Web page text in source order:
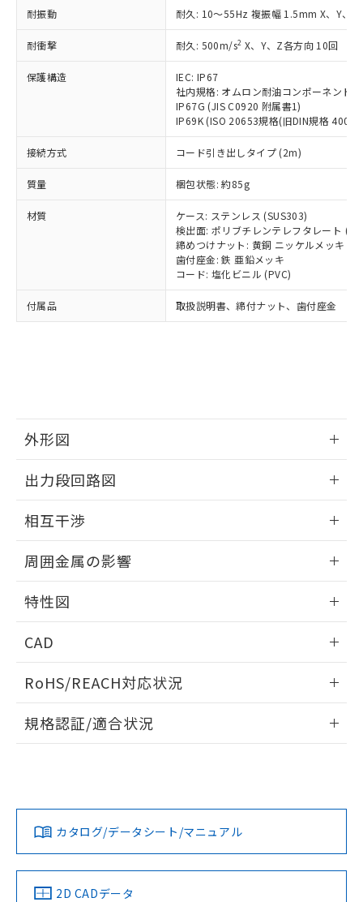
耐振動 耐久: 10～55Hz 複振幅 1.5mm X、Y、Z
耐衝撃 耐久: 500m/s2 X、Y、Z各方向 10回
保護構造
IEC: IP67
社内規格: オムロン耐油コンポーネント
IP67G (JIS C0920 附属書1)
IP69K (ISO 20653規格(旧DIN規格
接続方式 コード引き出しタイプ (2m)
質量 梱包状態: 約85g
材質
ケース: ステンレス (SUS303)
検出面: ポリブチレンテレフタレート
締めつけナット: 黄銅 ニッケルメッキ
歯付座金: 鉄 亜鉛メッキ
コード: 塩化ビニル (PVC)
付属品 取扱説明書、締付ナット、歯付座金
外形図
外形図
出力段回路図
出力段回路図
タイムチャート
相互干渉
相互干渉
A: 80mm以上、B: 60mm以上
周囲金属の影響
周囲金属の影響
特性図
検出物体の大きさと材質による影響
CAD
ドすることができます。
ログイン/会員登録
ダウンロードデータをご利用いただく前に、以下を必ずお読
みください。
ソフトウェアの使用条件
RoHS/REACH対応状況
EU RoHS 注意事項・凡例
対応済み
中国 RoHS 注意事項・凡例
規格認証/適合状況
LR型式承認
（イギリス
船舶規格）
DNV型式承認
（ノルウェー
BV型式承認
（フランス
KR型式
（韓国
カタログ/データシート/マニュアル
2D CADデータ
記載している更新日時点での社内デー
タに基づき作成されるものであり、閲
覧された時点での実際の在庫および標
準価格とは異なる場合があることをご
了承ください。
正式な納期状況および標準価格はお客
様のお取引先、またはお客様担当のオ
ムロン制御機器販売店・当社販売員に
ご相談ください。
オムロン制御機器販売店や当社販売拠
販売ネットワーク
」をご確認
在庫状況および標準価格結果を当社の
事前の承諾なく第三者に漏洩または開
示しないようお願いします。
マイパーツ機能（部品リスト作成サー
ビス）をご利用いただくには、I-Web
メンバーズにご登録されている必要が
あります。
をご了承ください。
の共同利用に関して"
の「1.共同利
用者の範囲」に記載されている法人を
指します。
六価クロム(Cr(Ⅵ)) 1000ppm以下、ポリ臭化ビフェニル
類(PBB) 1000ppm以下、ポリ臭化ジフェニルエーテル類
(PBDE) 1000ppm以下、フタル酸ビス(2-エチルヘキシ
ル) (DEHP)(別名：DOP) 1000ppm以下、フタル酸ブチ
ルベンジル（BBP） 1000ppm以下、フタル酸ジブチル
（DBP） 1000ppm以下、フタル酸ジイソブチル
但し、RoHS指令で産業用監視および制御機器に対する
適用除外項目は除く。
フタル酸エステル類の４物質については閾値を超える意
図的な使用がないことを確認しています。
部品在庫の切り替え状況などにより、予定
月が前後することがあります。
EU RoHS指令（10物質）の非含有証明書
51物質の非含有証明書（当社基準）
るもので、過去に遡って非含有を証明する
ものではありません。
また、RoHS指令のフタル酸エステル類４
物質の対応では、対応完了までの期間は出
荷製品に未対応品が混在することから備考
欄に対応日を記載しておりました。
していることから、特段のことがない限
り、2022年1月12日より割愛しておりま
*中国RoHS10物質の基準値 (GB/T26572)：
Pb(鉛) :1000ppm、 Hg(水銀) : 1000ppm、 Cd(カドミウ
Cr(Ⅵ)(六価クロム) : 1000ppm、 PBBs(ポリ臭化ビフェ
ニル類) : 1000ppm、 PBDEs(ポリ臭化ジフェニルエーテ
DBP(フタル酸ジブチル) : 1000ppm、 DIBP(フタル酸ジ
イソブチル) : 1000ppm、 BBP(フタル酸ブチルベンジ
DEHP(フタル酸ビス(2-エチルヘキシル)) : 1000ppm
※2 環境保護使用期限
「ｅ」：有害物質（10物質）のすべてが基
準値以下であることを示します。
「10」：通常の使用状況下において有害物
質が外部に漏えいし、環境に深刻な影響を
及ぼさない年数を意味します。
「－」：未確認です。当社販売部門へお問
（以下｢規制貨物等」という）を輸出
または国外への提供する場合は、日本
国政府の輸出許可(または役務取引許
可)を取得するなどの必要な手続きを
当社は規制貨物を破棄する場合は、完
全に破砕するなど、違法に輸出されな
いよう必要な手段を講じます。
当社は貴社製品を、核兵器、ミサイ
ル、化学兵器、生物兵器またはその他
武器並びにこれらの製造装置等に一切
使用いたしません。
当社は、貴社製品を第三者に販売する
場合は、上記1、2および3の内容を当
該第三者に通知します。また当社は、
販売先および販売に係わる関係者が違
法に輸出するおそれがある場合は、取
り引きをいたしません。
一定数以上の在庫あり
一定数には満たないが在庫あり
在庫なし(最新の在庫状況につ
いては、お客様のお取引先、ま
たはお客様担当のオムロン制御
機器販売店・当社販売員にご確
認ください)
受注生産機種、また在庫状況の
情報を公開していない機種